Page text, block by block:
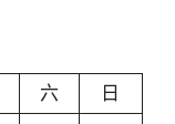
六
日